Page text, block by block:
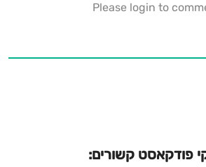
Please login to
פודקאסט קשורים: